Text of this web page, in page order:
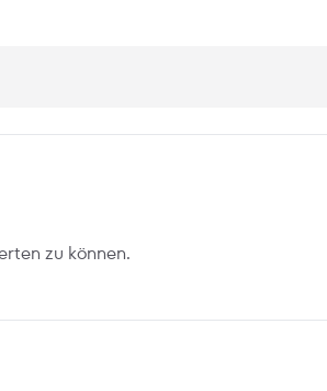
zu können.